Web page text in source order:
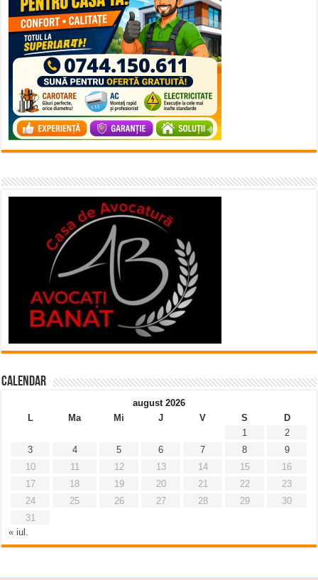
Calendar
august 2026
L
Ma Mi J V S
D
1
2
3
4 5 6 7 8
9
10
11 12 13 14 15
16
17
18 19 20 21 22
23
24
25 26 27 28 29
30
31
« iul.